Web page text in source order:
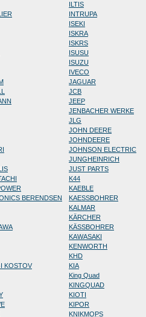
BERENDSEN
KOSTOV
ILTIS
INTRUPA
ISEKI
ISKRA
ISKRS
ISUSU
ISUZU
IVECO
JAGUAR
JCB
JEEP
JENBACHER WERKE
JLG
JOHN DEERE
JOHNDEERE
JOHNSON ELECTRIC
JUNGHEINRICH
JUST PARTS
K44
KAEBLE
KAESSBOHRER
KALMAR
KÄRCHER
KÄSSBOHRER
KAWASAKI
KENWORTH
KHD
KIA
King Quad
KINGQUAD
KIOTI
KIPOR
KNIKMOPS